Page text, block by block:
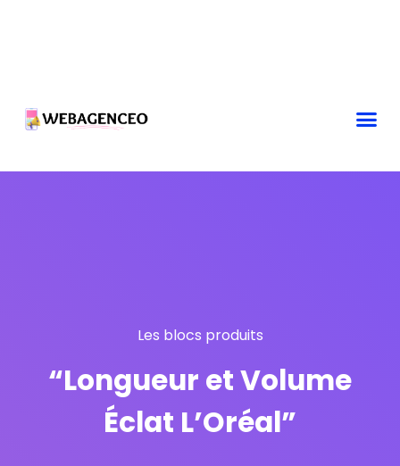
Les blocs produits
“Longueur et Volume
Éclat L’Oréal”